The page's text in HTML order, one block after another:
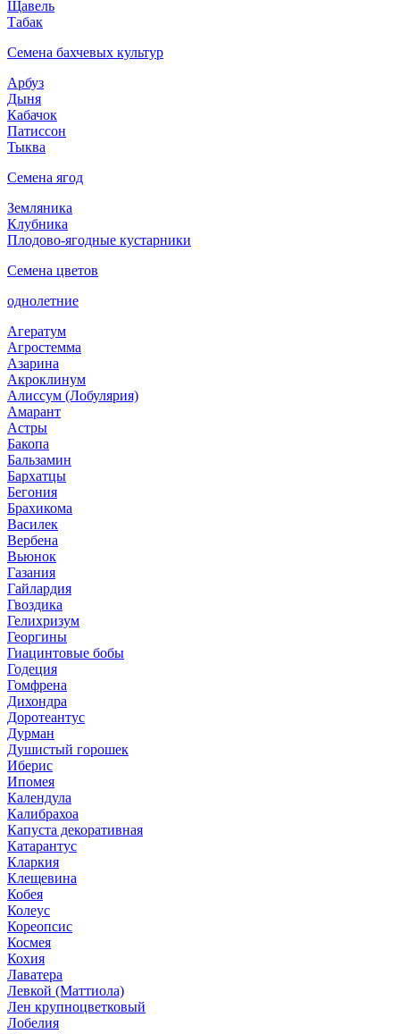
Щавель
Табак
Семена бахчевых культур
Арбуз
Дыня
Кабачок
Патиссон
Тыква
Семена ягод
Земляника
Клубника
Плодово-ягодные кустарники
Семена цветов
однолетние
Агератум
Агростемма
Азарина
Акроклинум
Алиссум (Лобулярия)
Амарант
Астры
Бакопа
Бальзамин
Бархатцы
Бегония
Брахикома
Василек
Вербена
Вьюнок
Газания
Гайлардия
Гвоздика
Гелихризум
Георгины
Гиацинтовые бобы
Годеция
Гомфрена
Дихондра
Доротеантус
Дурман
Душистый горошек
Иберис
Ипомея
Календула
Калибрахоа
Капуста декоративная
Катарантус
Кларкия
Клещевина
Кобея
Колеус
Кореопсис
Космея
Кохия
Лаватера
Левкой (Маттиола)
Лен крупноцветковый
Лобелия